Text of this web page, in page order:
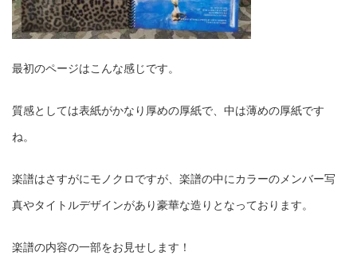
最初のページはこんな感じです。
質感としては表紙がかなり厚めの厚紙で、中は薄めの厚紙です
ね。
楽譜はさすがにモノクロですが、楽譜の中にカラーのメンバー写
真やタイトルデザインがあり豪華な造りとなっております。
楽譜の内容の一部をお見せします！